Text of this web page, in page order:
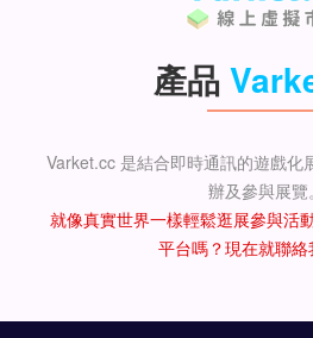
產品
Varket.cc 是結合即時通訊的遊戲化
辦及參與展覽。
就像真實世界一樣輕鬆逛展參與活
平台嗎？現在就聯絡